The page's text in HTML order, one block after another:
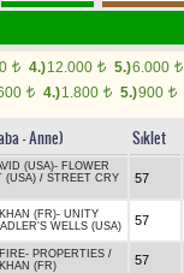
t 4.)12.000 t 5.)6.000 t
t 4.)1.800 t 5.)900 t
- Anne) Sıklet
(USA)- FLOWER
(USA) / STREET CRY
57
(FR)- UNITY
WELLS (USA) 57
- PROPERTIES /
(FR)
57